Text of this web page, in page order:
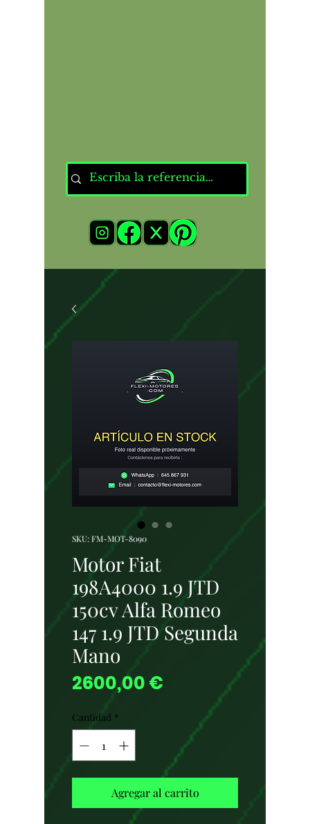
SKU: FM-MOT-8090
Motor Fiat
198A4000 1.9 JTD
150cv Alfa Romeo
147 1.9 JTD Segunda
Mano
2600,00 €
Cantidad *
Agregar al carrito